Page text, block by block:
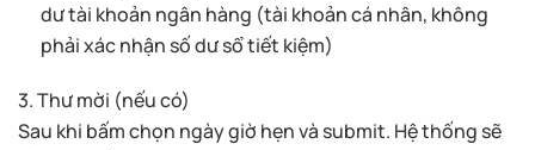
dư tài khoản ngân hàng (tài khoản cá nhân, không
phải xác nhận số dư sổ tiết kiệm)
3. Thư mời (nếu có)
Sau khi bấm chọn ngày giờ hẹn và submit. Hệ thống sẽ